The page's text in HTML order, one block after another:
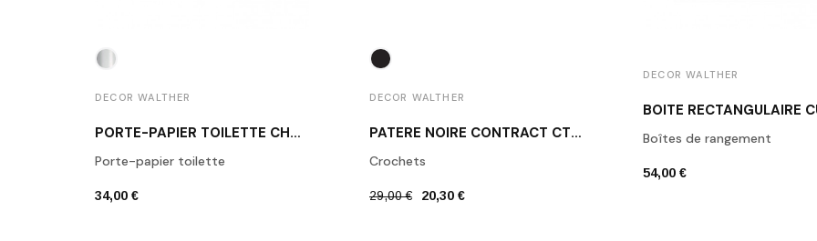
DECOR WALTHER
PORTE-PAPIER TOILETTE CHROME POLI BA TPH1
Porte-papier toilette
34,00 €
DECOR WALTHER
PATÈRE NOIRE CONTRACT CT HAK1 DECOR WALTHER
Crochets
29,00 € 20,30 €
DECOR WALTHER
Boîtes de rangement
54,00 €